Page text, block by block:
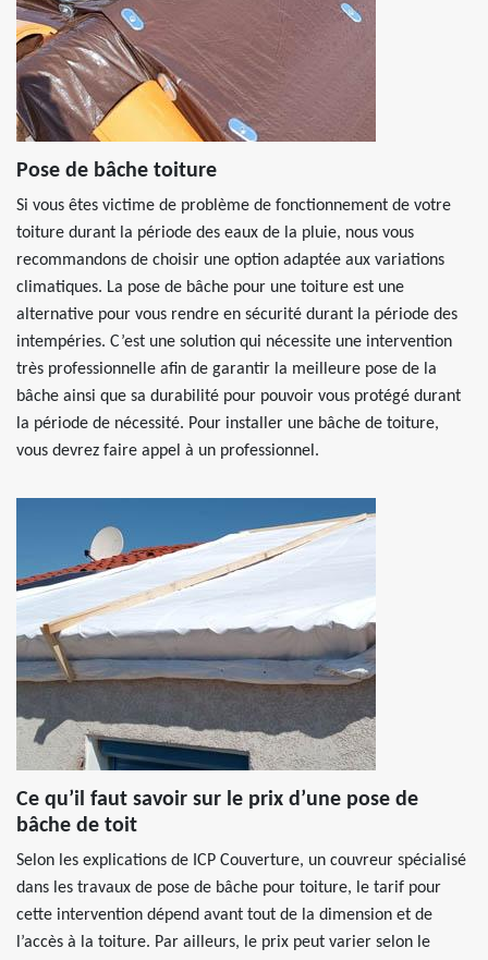
Pose de bâche toiture
Si vous êtes victime de problème de fonctionnement de votre
toiture durant la période des eaux de la pluie, nous vous
recommandons de choisir une option adaptée aux variations
climatiques. La pose de bâche pour une toiture est une
alternative pour vous rendre en sécurité durant la période des
intempéries. C’est une solution qui nécessite une intervention
très professionnelle afin de garantir la meilleure pose de la
bâche ainsi que sa durabilité pour pouvoir vous protégé durant
la période de nécessité. Pour installer une bâche de toiture,
vous devrez faire appel à un professionnel.
Ce qu’il faut savoir sur le prix d’une pose de
bâche de toit
Selon les explications de ICP Couverture, un couvreur spécialisé
dans les travaux de pose de bâche pour toiture, le tarif pour
cette intervention dépend avant tout de la dimension et de
l’accès à la toiture. Par ailleurs, le prix peut varier selon le